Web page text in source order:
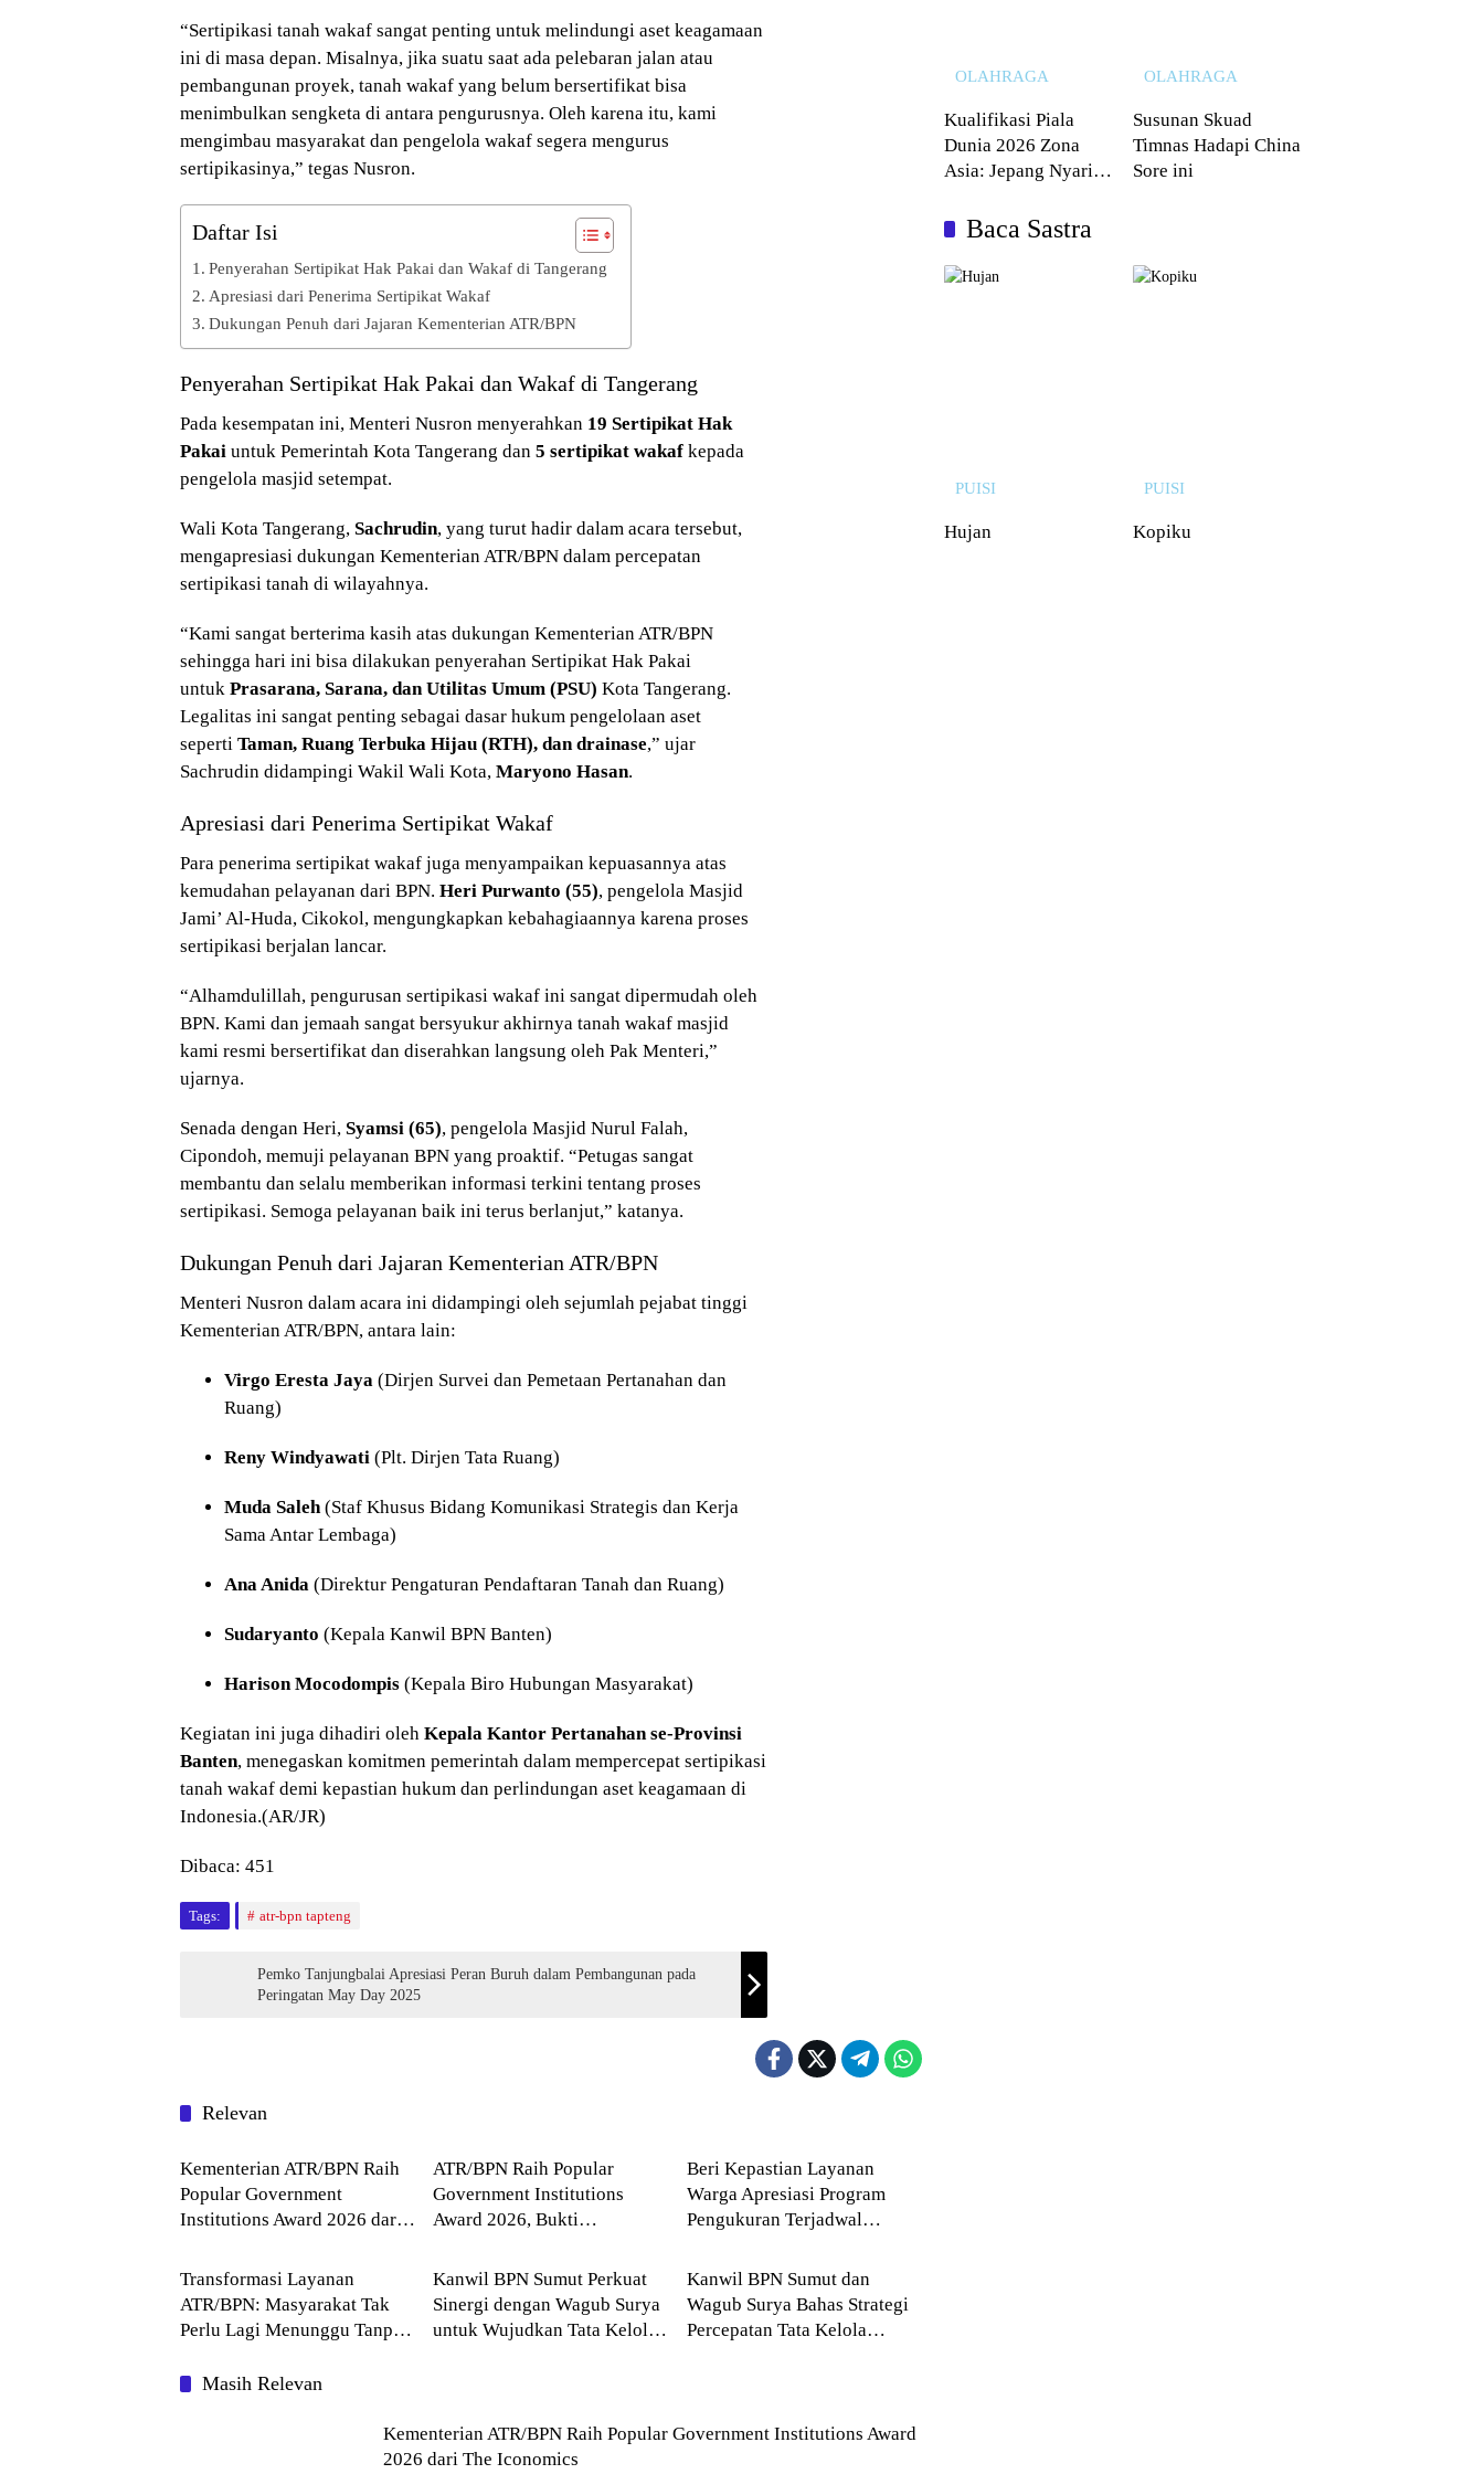
“Sertipikasi tanah wakaf sangat penting untuk melindungi aset keagamaan
ini di masa depan. Misalnya, jika suatu saat ada pelebaran jalan atau
pembangunan proyek, tanah wakaf yang belum bersertifikat bisa
menimbulkan sengketa di antara pengurusnya. Oleh karena itu, kami
mengimbau masyarakat dan pengelola wakaf segera mengurus
sertipikasinya,” tegas Nusron.
Daftar Isi
Penyerahan Sertipikat Hak Pakai dan Wakaf di Tangerang
Apresiasi dari Penerima Sertipikat Wakaf
Dukungan Penuh dari Jajaran Kementerian ATR/BPN
Penyerahan Sertipikat Hak Pakai dan Wakaf di Tangerang
Pada kesempatan ini, Menteri Nusron menyerahkan 19 Sertipikat Hak
Pakai untuk Pemerintah Kota Tangerang dan 5 sertipikat wakaf kepada
pengelola masjid setempat.
Wali Kota Tangerang, Sachrudin, yang turut hadir dalam acara tersebut,
mengapresiasi dukungan Kementerian ATR/BPN dalam percepatan
sertipikasi tanah di wilayahnya.
“Kami sangat berterima kasih atas dukungan Kementerian ATR/BPN
sehingga hari ini bisa dilakukan penyerahan Sertipikat Hak Pakai
untuk Prasarana, Sarana, dan Utilitas Umum (PSU) Kota Tangerang.
Legalitas ini sangat penting sebagai dasar hukum pengelolaan aset
seperti Taman, Ruang Terbuka Hijau (RTH), dan drainase,” ujar
Sachrudin didampingi Wakil Wali Kota, Maryono Hasan.
Apresiasi dari Penerima Sertipikat Wakaf
Para penerima sertipikat wakaf juga menyampaikan kepuasannya atas
kemudahan pelayanan dari BPN. Heri Purwanto (55), pengelola Masjid
Jami’ Al-Huda, Cikokol, mengungkapkan kebahagiaannya karena proses
sertipikasi berjalan lancar.
“Alhamdulillah, pengurusan sertipikasi wakaf ini sangat dipermudah oleh
BPN. Kami dan jemaah sangat bersyukur akhirnya tanah wakaf masjid
kami resmi bersertifikat dan diserahkan langsung oleh Pak Menteri,”
ujarnya.
Senada dengan Heri, Syamsi (65), pengelola Masjid Nurul Falah,
Cipondoh, memuji pelayanan BPN yang proaktif. “Petugas sangat
membantu dan selalu memberikan informasi terkini tentang proses
sertipikasi. Semoga pelayanan baik ini terus berlanjut,” katanya.
Dukungan Penuh dari Jajaran Kementerian ATR/BPN
Menteri Nusron dalam acara ini didampingi oleh sejumlah pejabat tinggi
Kementerian ATR/BPN, antara lain:
Virgo Eresta Jaya (Dirjen Survei dan Pemetaan Pertanahan dan
Ruang)
Reny Windyawati (Plt. Dirjen Tata Ruang)
Muda Saleh(Staf Khusus Bidang Komunikasi Strategis dan Kerja
Sama Antar Lembaga)
Ana Anida (Direktur Pengaturan Pendaftaran Tanah dan Ruang)
Sudaryanto (Kepala Kanwil BPN Banten)
Harison Mocodompis (Kepala Biro Hubungan Masyarakat)
Kegiatan ini juga dihadiri oleh Kepala Kantor Pertanahan se-Provinsi
Banten, menegaskan komitmen pemerintah dalam mempercepat sertipikasi
tanah wakaf demi kepastian hukum dan perlindungan aset keagamaan di
Indonesia.(AR/JR)
Dibaca: 451
Tags: atr-bpn tapteng
Pemko Tanjungbalai Apresiasi Peran Buruh dalam Pembangunan pada
Peringatan May Day 2025
Relevan
Agraria
Kementerian ATR/BPN Raih
Popular Government
Institutions Award 2026 dari
ATR/BPN Raih Popular
Government Institutions
Award 2026, Bukti
Komunikasi Kementerian
Beri Kepastian Layanan
Warga Apresiasi Program
Pengukuran Terjadwal
Transformasi Layanan
ATR/BPN: Masyarakat Tak
Perlu Lagi Menunggu Tanpa
Kanwil BPN Sumut Perkuat
Sinergi dengan Wagub Surya
untuk Wujudkan Tata Kelola
Agraria
Kanwil BPN Sumut dan
Wagub Surya Bahas Strategi
Percepatan Tata Kelola
Masih Relevan
Kementerian ATR/BPN Raih Popular Government Institutions Award
2026 dari The Iconomics
OLAHRAGA
Kualifikasi Piala
Dunia 2026 Zona
Asia: Jepang Nyaris
OLAHRAGA
Susunan Skuad
Timnas Hadapi China
Sore ini
Baca Sastra
PUISI
Hujan
PUISI
Kopiku